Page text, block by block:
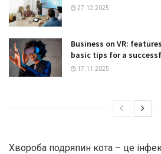
27.12.2025
Business on VR:
basic tips for a
17.11.2025
Хвороба подряпин кота – це